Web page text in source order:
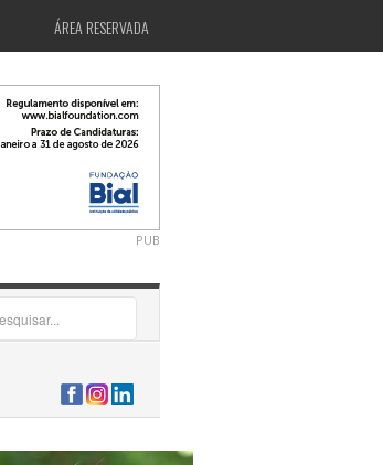
ÁREA RESERVADA
PUB